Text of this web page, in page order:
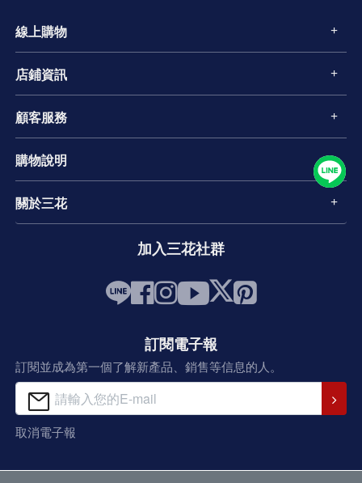
線上購物
店鋪資訊
顧客服務
購物說明
關於三花
加入三花社群
訂閱電子報
訂閱並成為第一個了解新產品、銷售等信息的人。
取消電子報